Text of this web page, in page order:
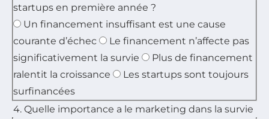
startups en première année ?
Un financement insuffisant est une cause
courante d’échec
Le financement n’affecte pas
significativement la survie
Plus de financement
ralentit la croissance
Les startups sont toujours
surfinancées
4. Quelle importance a le marketing dans la survie